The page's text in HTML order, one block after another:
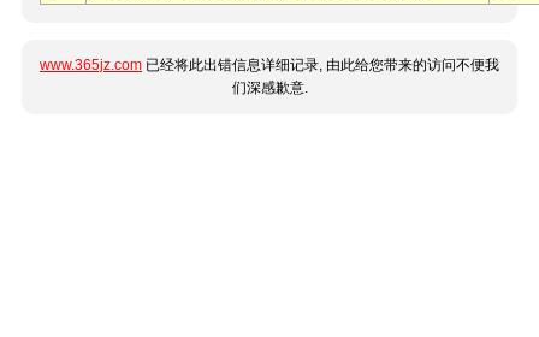
www.365jz.com 已经将此出错信息详细记录, 由此给您带来的访问不便我
们深感歉意.